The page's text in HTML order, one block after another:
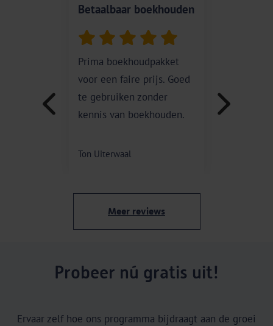
Betaalbaar boekhouden
Prima boekhoudpakket
voor een faire prijs. Goed
te gebruiken zonder
kennis van boekhouden.
Ton Uiterwaal
Meer reviews
Probeer nú gratis uit!
Ervaar zelf hoe ons programma bijdraagt aan de groei